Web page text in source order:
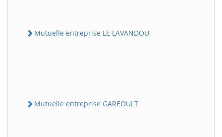
Mutuelle entreprise LE LAVANDOU
Mutuelle entreprise GAREOULT